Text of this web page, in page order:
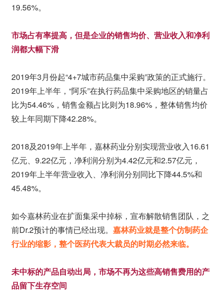
19.56%。
市场占有率提高，但是企业的销售均价、营业收入和净利
润都大幅下滑
2019年3月份起“4+7城市药品集中采购”政策的正式施行。
2019年上半年，“阿乐”在执行药品集中采购地区的销量占
比为54.46%，销售金额占比则为18.96%，整体销售均价
较上年同期下降42.28%。
2018及2019年上半年，嘉林药业分别实现营业收入16.61
亿元、9.22亿元，净利润分别为4.42亿元和2.57亿元，
2019年上半年营业收入、净利润分别同比下降44.5%和
45.48%。
如今嘉林药业在扩面集采中掉标，宣布解散销售团队，之
前Dr.2预计的事情已经出现。 嘉林药业就是整个仿制药企
行业的缩影，整个医药代表大裁员的时期必然来临。
未中标的产品自动出局，市场不再为这些高销售费用的产
品留下生存空间